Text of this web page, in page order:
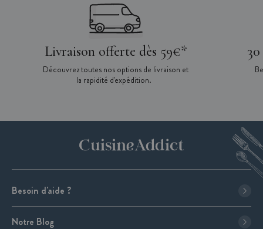
Livraison offerte dès 59€*
Découvrez toutes nos options de livraison et
la rapidité d'expédition.
Besoin d'aide ?
Notre Blog